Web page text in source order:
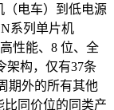
（电车）到低电源
系列单片机
性能、8 位、全
架构，仅有37条
期外的所有其他
比同价位的同类产